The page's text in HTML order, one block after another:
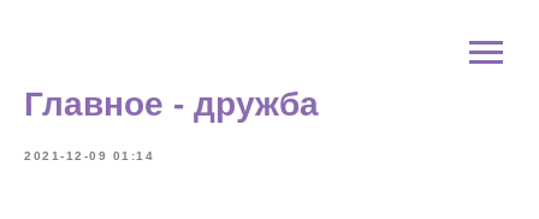
Главное - дружба
2021-12-09 01:14